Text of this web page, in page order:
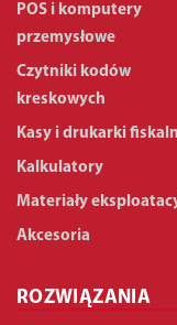
POS i komputery
przemysłowe
Czytniki kodów
kreskowych
Kasy i drukarki
Kalkulatory
Materiały
Akcesoria
ROZWIĄZANIA